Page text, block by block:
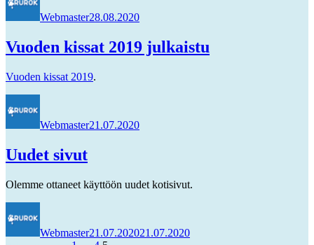
Webmaster28.08.2020
Vuoden kissat 2019 julkaistu
Vuoden kissat 2019.
Webmaster21.07.2020
Uudet sivut
Olemme ottaneet käyttöön uudet kotisivut.
Webmaster21.07.202021.07.2020